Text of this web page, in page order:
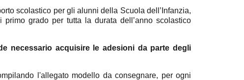
scolastico per gli alunni della Scuola dell’Infanzia,
grado per tutta la durata dell’anno scolastico
necessario acquisire le adesioni da parte degli
l'allegato modello da consegnare, per ogni